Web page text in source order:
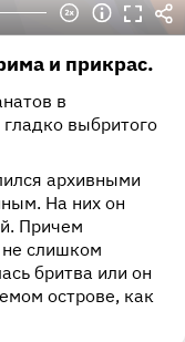
и прикрас.
в
выбритого
архивными
На них он
Причем
не слишком
бритва или он
острове, как